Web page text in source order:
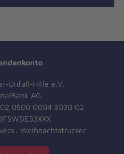
Unfall-Hilfe e.V.
AG
0500 0004 3030 02
Weihnachtstrucker